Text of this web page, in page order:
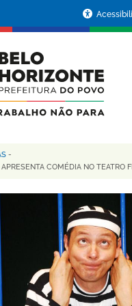
-
COMÉDIA NO TEATRO